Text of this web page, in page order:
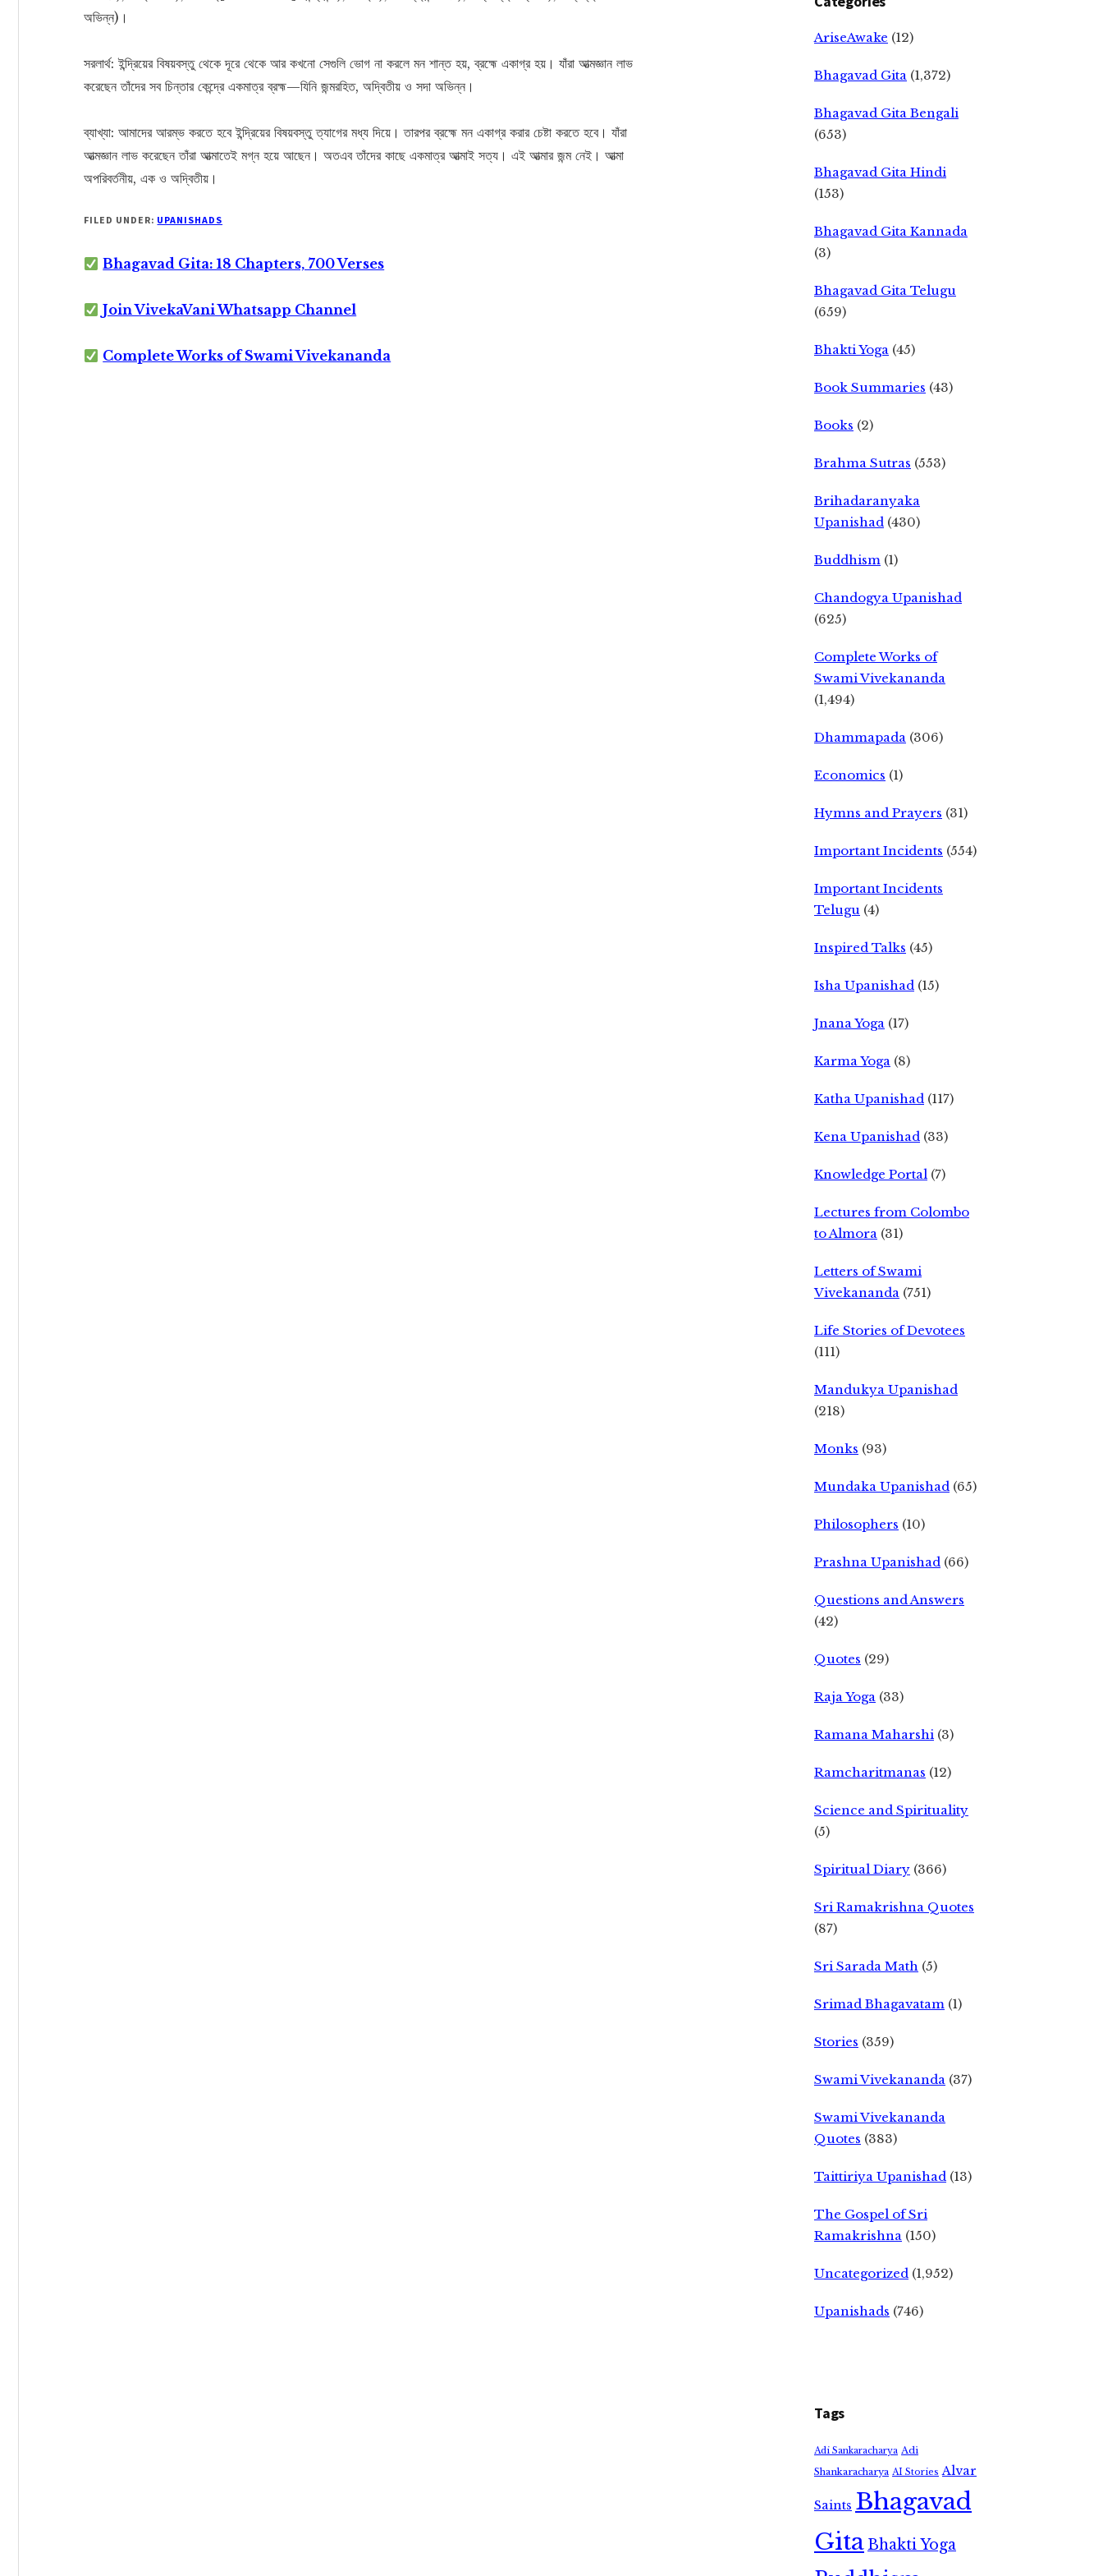
অভিন্ন)।
সরলার্থ: ইন্দ্রিয়ের বিষয়বস্তু থেকে দূরে থেকে আর কখনো সেগুলি ভোগ না করলে মন শান্ত হয়, ব্রহ্মে একাগ্র হয়। যাঁরা আত্মজ্ঞান লাভ
করেছেন তাঁদের সব চিন্তার কেন্দ্রে একমাত্র ব্রহ্ম—যিনি জন্মরহিত, অদ্বিতীয় ও সদা অভিন্ন।
ব্যাখ্যা: আমাদের আরম্ভ করতে হবে ইন্দ্রিয়ের বিষয়বস্তু ত্যাগের মধ্য দিয়ে। তারপর ব্রহ্মে মন একাগ্র করার চেষ্টা করতে হবে। যাঁরা
আত্মজ্ঞান লাভ করেছেন তাঁরা আত্মাতেই মগ্ন হয়ে আছেন। অতএব তাঁদের কাছে একমাত্র আত্মাই সত্য। এই আত্মার জন্ম নেই। আত্মা
অপরিবর্তনীয়, এক ও অদ্বিতীয়।
FILED UNDER: UPANISHADS
Bhagavad Gita: 18 Chapters, 700 Verses
Join VivekaVani Whatsapp Channel
Complete Works of Swami Vivekananda
AriseAwake (12)
Bhagavad Gita (1,372)
Bhagavad Gita Bengali
(653)
Bhagavad Gita Hindi
(153)
Bhagavad Gita Kannada
(3)
Bhagavad Gita Telugu
(659)
Bhakti Yoga (45)
Book Summaries (43)
Books (2)
Brahma Sutras (553)
Brihadaranyaka
Upanishad (430)
Buddhism (1)
Chandogya Upanishad
(625)
Complete Works of
Swami Vivekananda
(1,494)
Dhammapada (306)
Economics (1)
Hymns and Prayers (31)
Important Incidents (554)
Important Incidents
Telugu (4)
Inspired Talks (45)
Isha Upanishad (15)
Jnana Yoga (17)
Karma Yoga (8)
Katha Upanishad (117)
Kena Upanishad (33)
Knowledge Portal (7)
Lectures from Colombo
to Almora (31)
Letters of Swami
Vivekananda (751)
Life Stories of Devotees
(111)
Mandukya Upanishad
(218)
Monks (93)
Mundaka Upanishad (65)
Philosophers (10)
Prashna Upanishad (66)
Questions and Answers
(42)
Quotes (29)
Raja Yoga (33)
Ramana Maharshi (3)
Ramcharitmanas (12)
Science and Spirituality
(5)
Spiritual Diary (366)
Sri Ramakrishna Quotes
(87)
Sri Sarada Math (5)
Srimad Bhagavatam (1)
Stories (359)
Swami Vivekananda (37)
Swami Vivekananda
Quotes (383)
Taittiriya Upanishad (13)
The Gospel of Sri
Ramakrishna (150)
Uncategorized (1,952)
Upanishads (746)
Tags
Adi Sankaracharya Adi
Shankaracharya AI Stories Alvar
Saints Bhagavad
GitaBhakti Yoga